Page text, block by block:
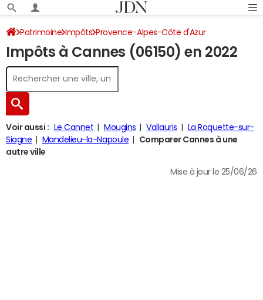
Patrimoine Impôts Provence-Alpes-Côte d'Azur
Alpes-Maritimes Cannes Impôt sur le revenu
Impôts à Cannes (06150) en 2022
Voir aussi : Le Cannet Mougins Vallauris
La Roquette-sur-
Siagne
Mandelieu-la-Napoule
Comparer Cannes à une
autre ville
Mise à jour le 25/06/26